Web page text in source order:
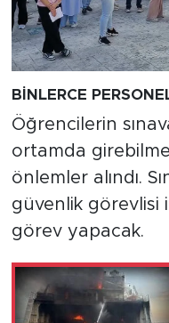
BİNLERCE
Öğrencilerin
ortamda
önlemler alındı.
güvenlik görevlisi
görev yapacak.